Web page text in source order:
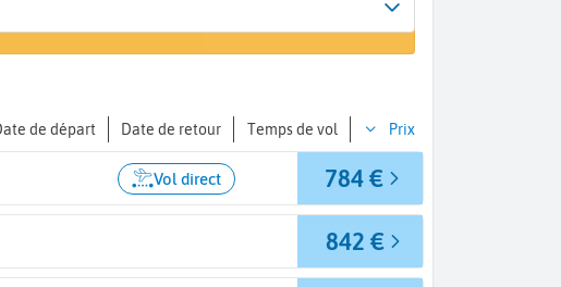
Sydney (SYD)
Date de départ Date de retour Temps de vol Prix
Vol direct 784 €
842 €